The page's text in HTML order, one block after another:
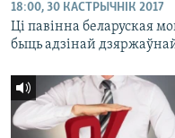
18:00, 30 КАСТРЫЧНІК 2017
Ці павінна беларуская
быць адзінай